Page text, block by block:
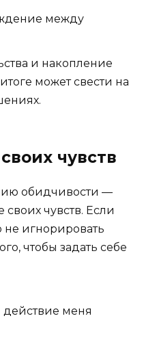
между
и накопление
может свести на
чувств
обидчивости —
чувств. Если
не игнорировать
чтобы задать себе
действие меня